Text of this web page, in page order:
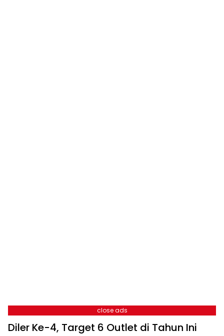
close ads
Diler Ke-4, Target 6 Outlet di Tahun Ini